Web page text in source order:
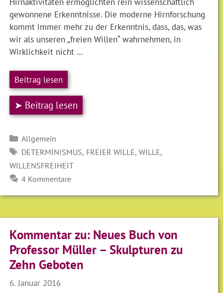
gewonnene Erkenntnisse. Die moderne Hirnforschung
kommt immer mehr zu der Erkenntnis, dass, das, was
wir als unseren „freien Willen“ wahrnehmen, in
Wirklichkeit nicht …
Beitrag lesen
➤ Beitrag lesen
Kategorien
Allgemein
SCHLAGWÖRTER
DETERMINISMUS, FREIER WILLE, WILLE,
WILLENSFREIHEIT
4 Kommentare
Kommentar zu: Neues Buch von
Professor Müller – Skulpturen zu
Zehn Geboten
6. Januar 2016